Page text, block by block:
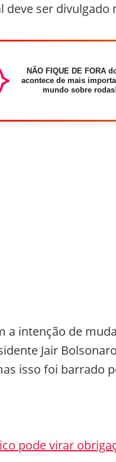
deve ser divulgado
NÃO FIQUE DE FORA
acontece de mais
mundo sobre rodas!
a intenção de
Jair
isso foi barrado
pode virar